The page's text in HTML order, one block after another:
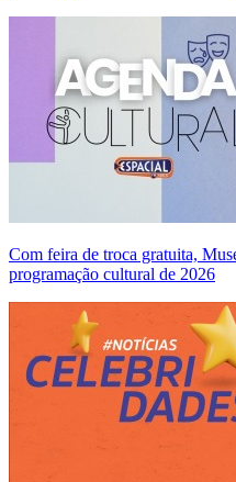
Com feira de troca gratuita,
programação cultural de 2026